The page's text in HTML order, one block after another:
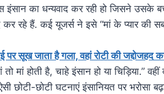
का धन्यवाद कर रही हो जिसने उसके
रहे हैं. कई यूजर्स ने इसे “मां के प्यार की
सूख जाता है गला, वहां रोटी की जद्दोजहद
होती है, चाहे इंसान हो या चिड़िया.”
छोटी-छोटी घटनाएं इंसानियत पर भरोसा